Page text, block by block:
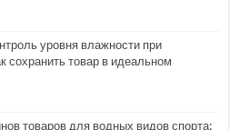
уровня влажности при
сохранить товар в идеальном
товаров для водных видов спорта: